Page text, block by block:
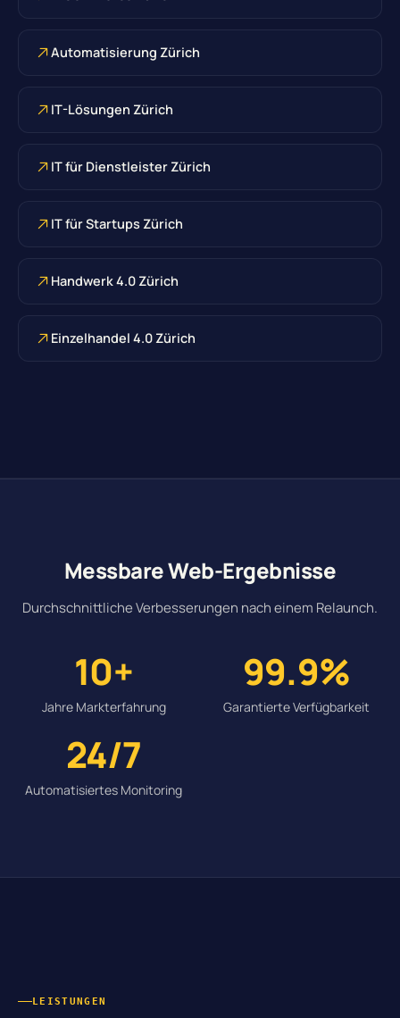
Automatisierung Zürich
IT-Lösungen Zürich
IT für Dienstleister Zürich
IT für Startups Zürich
Handwerk 4.0 Zürich
Einzelhandel 4.0 Zürich
Messbare Web-Ergebnisse
Durchschnittliche Verbesserungen nach einem Relaunch.
10+
Jahre Markterfahrung
99.9%
Garantierte Verfügbarkeit
24/7
Automatisiertes Monitoring
LEISTUNGEN